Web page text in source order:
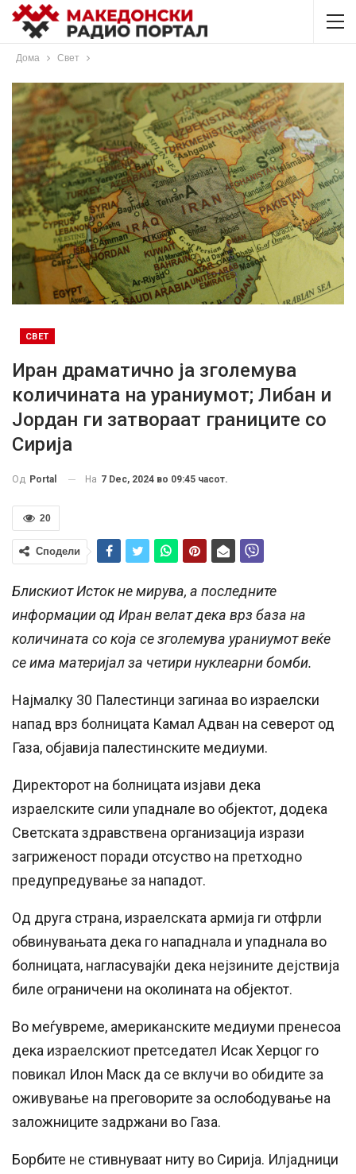
Дома Свет
СВЕТ
Иран драматично ја зголемува
количината на ураниумот; Либан и
Јордан ги затвораат границите со
Сирија
Од Portal На 7 Dec, 2024 во 09:45 часот.
20
Сподели
Блискиот Исток не мирува, а последните
информации од Иран велат дека врз база на
количината со која се зголемува ураниумот веќе
се има материјал за четири нуклеарни бомби.
Најмалку 30 Палестинци загинаа во израелски
напад врз болницата Камал Адван на северот од
Газа, објавија палестинските медиуми.
Директорот на болницата изјави дека
израелските сили упаднале во објектот, додека
Светската здравствена организација изрази
загриженост поради отсуство на претходно
предупредување за нападот.
Од друга страна, израелската армија ги отфрли
обвинувањата дека го нападнала и упаднала во
болницата, нагласувајќи дека нејзините дејствија
биле ограничени на околината на објектот.
Во меѓувреме, американските медиуми пренесоа
дека израелскиот претседател Исак Херцог го
повикал Илон Маск да се вклучи во обидите за
оживување на преговорите за ослободување на
заложниците задржани во Газа.
Борбите не стивнуваат ниту во Сирија. Илјадници